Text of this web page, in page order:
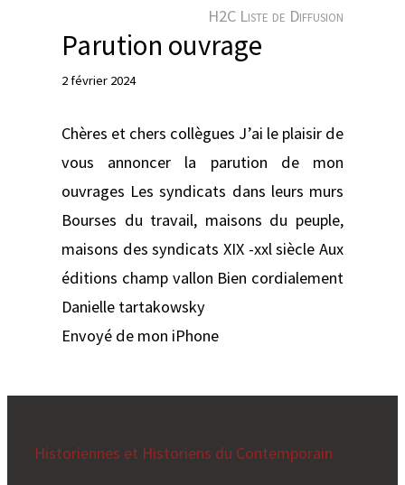
H2C Liste de Diffusion
Parution ouvrage
2 février 2024
Chères et chers collègues J’ai le plaisir de
vous annoncer la parution de mon
ouvrages Les syndicats dans leurs murs
Bourses du travail, maisons du peuple,
maisons des syndicats XIX -xxl siècle Aux
éditions champ vallon Bien cordialement
Danielle tartakowsky
Envoyé de mon iPhone
Historiennes et Historiens du Contemporain